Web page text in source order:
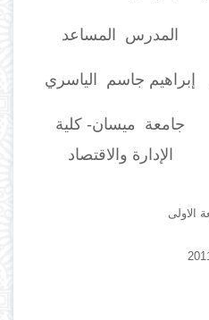
المدرس المساعد
إبراهيم جاسم الياسري
جامعة ميسان- كلية
الإدارة والاقتصاد
الاولى